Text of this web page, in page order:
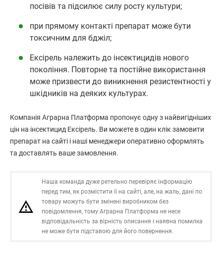
посівів та підсилює силу росту культури;
при прямому контакті препарат може бути
токсичним для бджіл;
Ексірель належить до інсектицидів нового
покоління. Повторне та постійне використання
може призвести до виникнення резистентності у
шкідників на деяких культурах.
Компанія Аграрна Платформа пропонує одну з найвигідніших
цін на інсектицид Ексірель. Ви можете в один клік замовити
препарат на сайті і наші менеджери оперативно оформлять
та доставлять ваше замовлення.
Наша команда дуже ретельно перевіряє інформацію
перед тим, як розмістити її на сайті, але, на жаль, дані по
товару можуть бути змінені виробником без
повідомлення, тому Аграрна Платформа не несе
відповідальність за вірність описання і наявна помилка
не може бути підставою для його повернення.